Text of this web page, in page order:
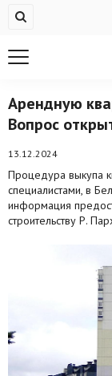
Купить
На сутки
Новостройки
Дома/
Продажа
Аренда
Арендную
Вопрос
13.12.2024
Процедура выкупа
специалистами, в
информация
строительству Р.